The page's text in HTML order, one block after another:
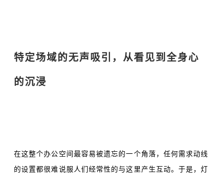
特定场域的无声吸引，从看见到全身心
的沉浸
在这整个办公空间最容易被遗忘的一个角落，任何需求动线
的设置都很难说服人们经常性的与这里产生互动。于是，灯